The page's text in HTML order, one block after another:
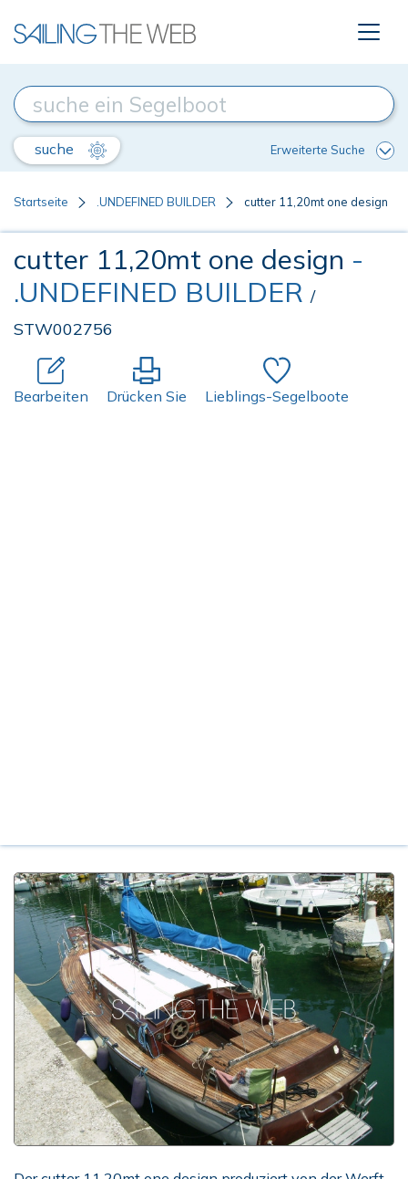
suche Erweiterte Suche
Startseite .UNDEFINED BUILDER cutter 11,20mt one design
cutter 11,20mt one design -
.UNDEFINED BUILDER /
STW002756
Bearbeiten Drücken Sie Lieblings-Segelboote